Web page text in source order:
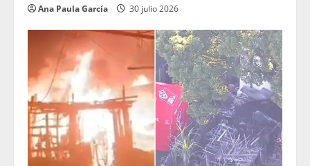
Ana Paula García 30 julio 2026